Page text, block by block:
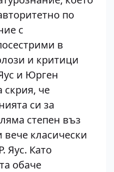
по
с
в
и критици
и Юрген
скрия, че
си за
степен въз
вече класически
Яус. Като
обаче